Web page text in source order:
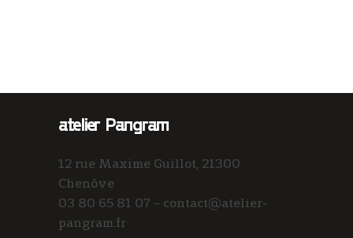
atelier Pangram
12 rue Maxime Guillot, 21300
Chenôve
03 80 65 81 07 – contact@atelier-
pangram.fr